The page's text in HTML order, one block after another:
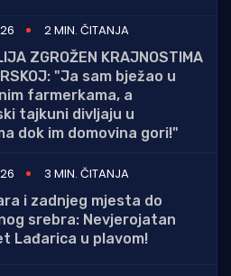
2 MIN. ČITANJA
ZGROŽEN KRAJNOSTIMA
"Ja sam bježao u
farmerkama, a
tajkuni divljaju u
dok im domovina gori!"
3 MIN. ČITANJA
i zadnjeg mjesta do
srebra: Nevjerojatan
Lađarica u plavom!